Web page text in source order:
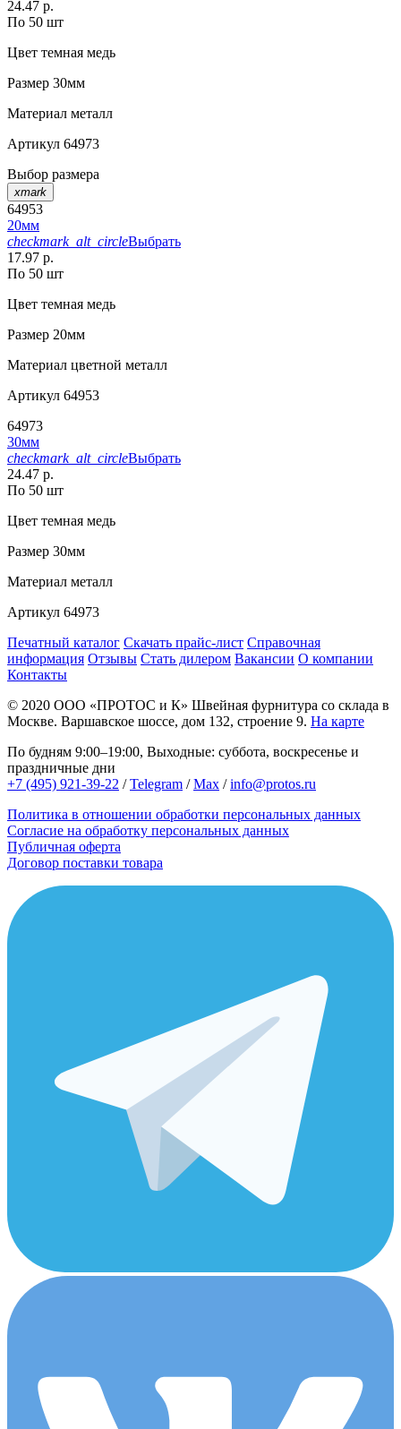
24.47 р.
По 50 шт
Цвет темная медь
Размер 30мм
Материал металл
Артикул 64973
Выбор размера
xmark
64953
20мм
checkmark_alt_circleВыбрать
17.97 р.
По 50 шт
Цвет темная медь
Размер 20мм
Материал цветной металл
Артикул 64953
64973
30мм
checkmark_alt_circleВыбрать
24.47 р.
По 50 шт
Цвет темная медь
Размер 30мм
Материал металл
Артикул 64973
Печатный каталог Скачать прайс-лист Справочная
информация Отзывы Стать дилером Вакансии О компании
Контакты
© 2020 ООО «ПРОТОС и К» Швейная фурнитура со склада в
Москве. Варшавское шоссе, дом 132, строение 9. На карте
По будням 9:00–19:00, Выходные: суббота, воскресенье и
праздничные дни
+7 (495) 921-39-22 /Telegram /Max /info@protos.ru
Политика в отношении обработки персональных данных
Согласие на обработку персональных данных
Публичная оферта
Договор поставки товара